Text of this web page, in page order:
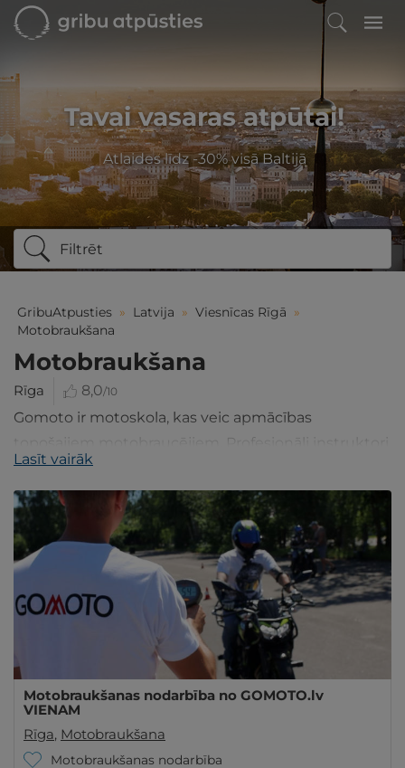
Tavai vasaras atpūtai!
Atlaides līdz -30% visā Baltijā
Filtrēt
GribuAtpusties » Latvija » Viesnīcas Rīgā »
Motobraukšana
Motobraukšana
Rīga 8,0/10
Gomoto ir motoskola, kas veic apmācības
topošajiem motobraucējiem. Profesionāli instruktori
un individuāla pieeja palīdzēs īstenot Jūsu sapni.
Lasīt vairāk
Motobraukšanas nodarbība no GOMOTO.lv
VIENAM
Rīga, Motobraukšana
Motobraukšanas nodarbība